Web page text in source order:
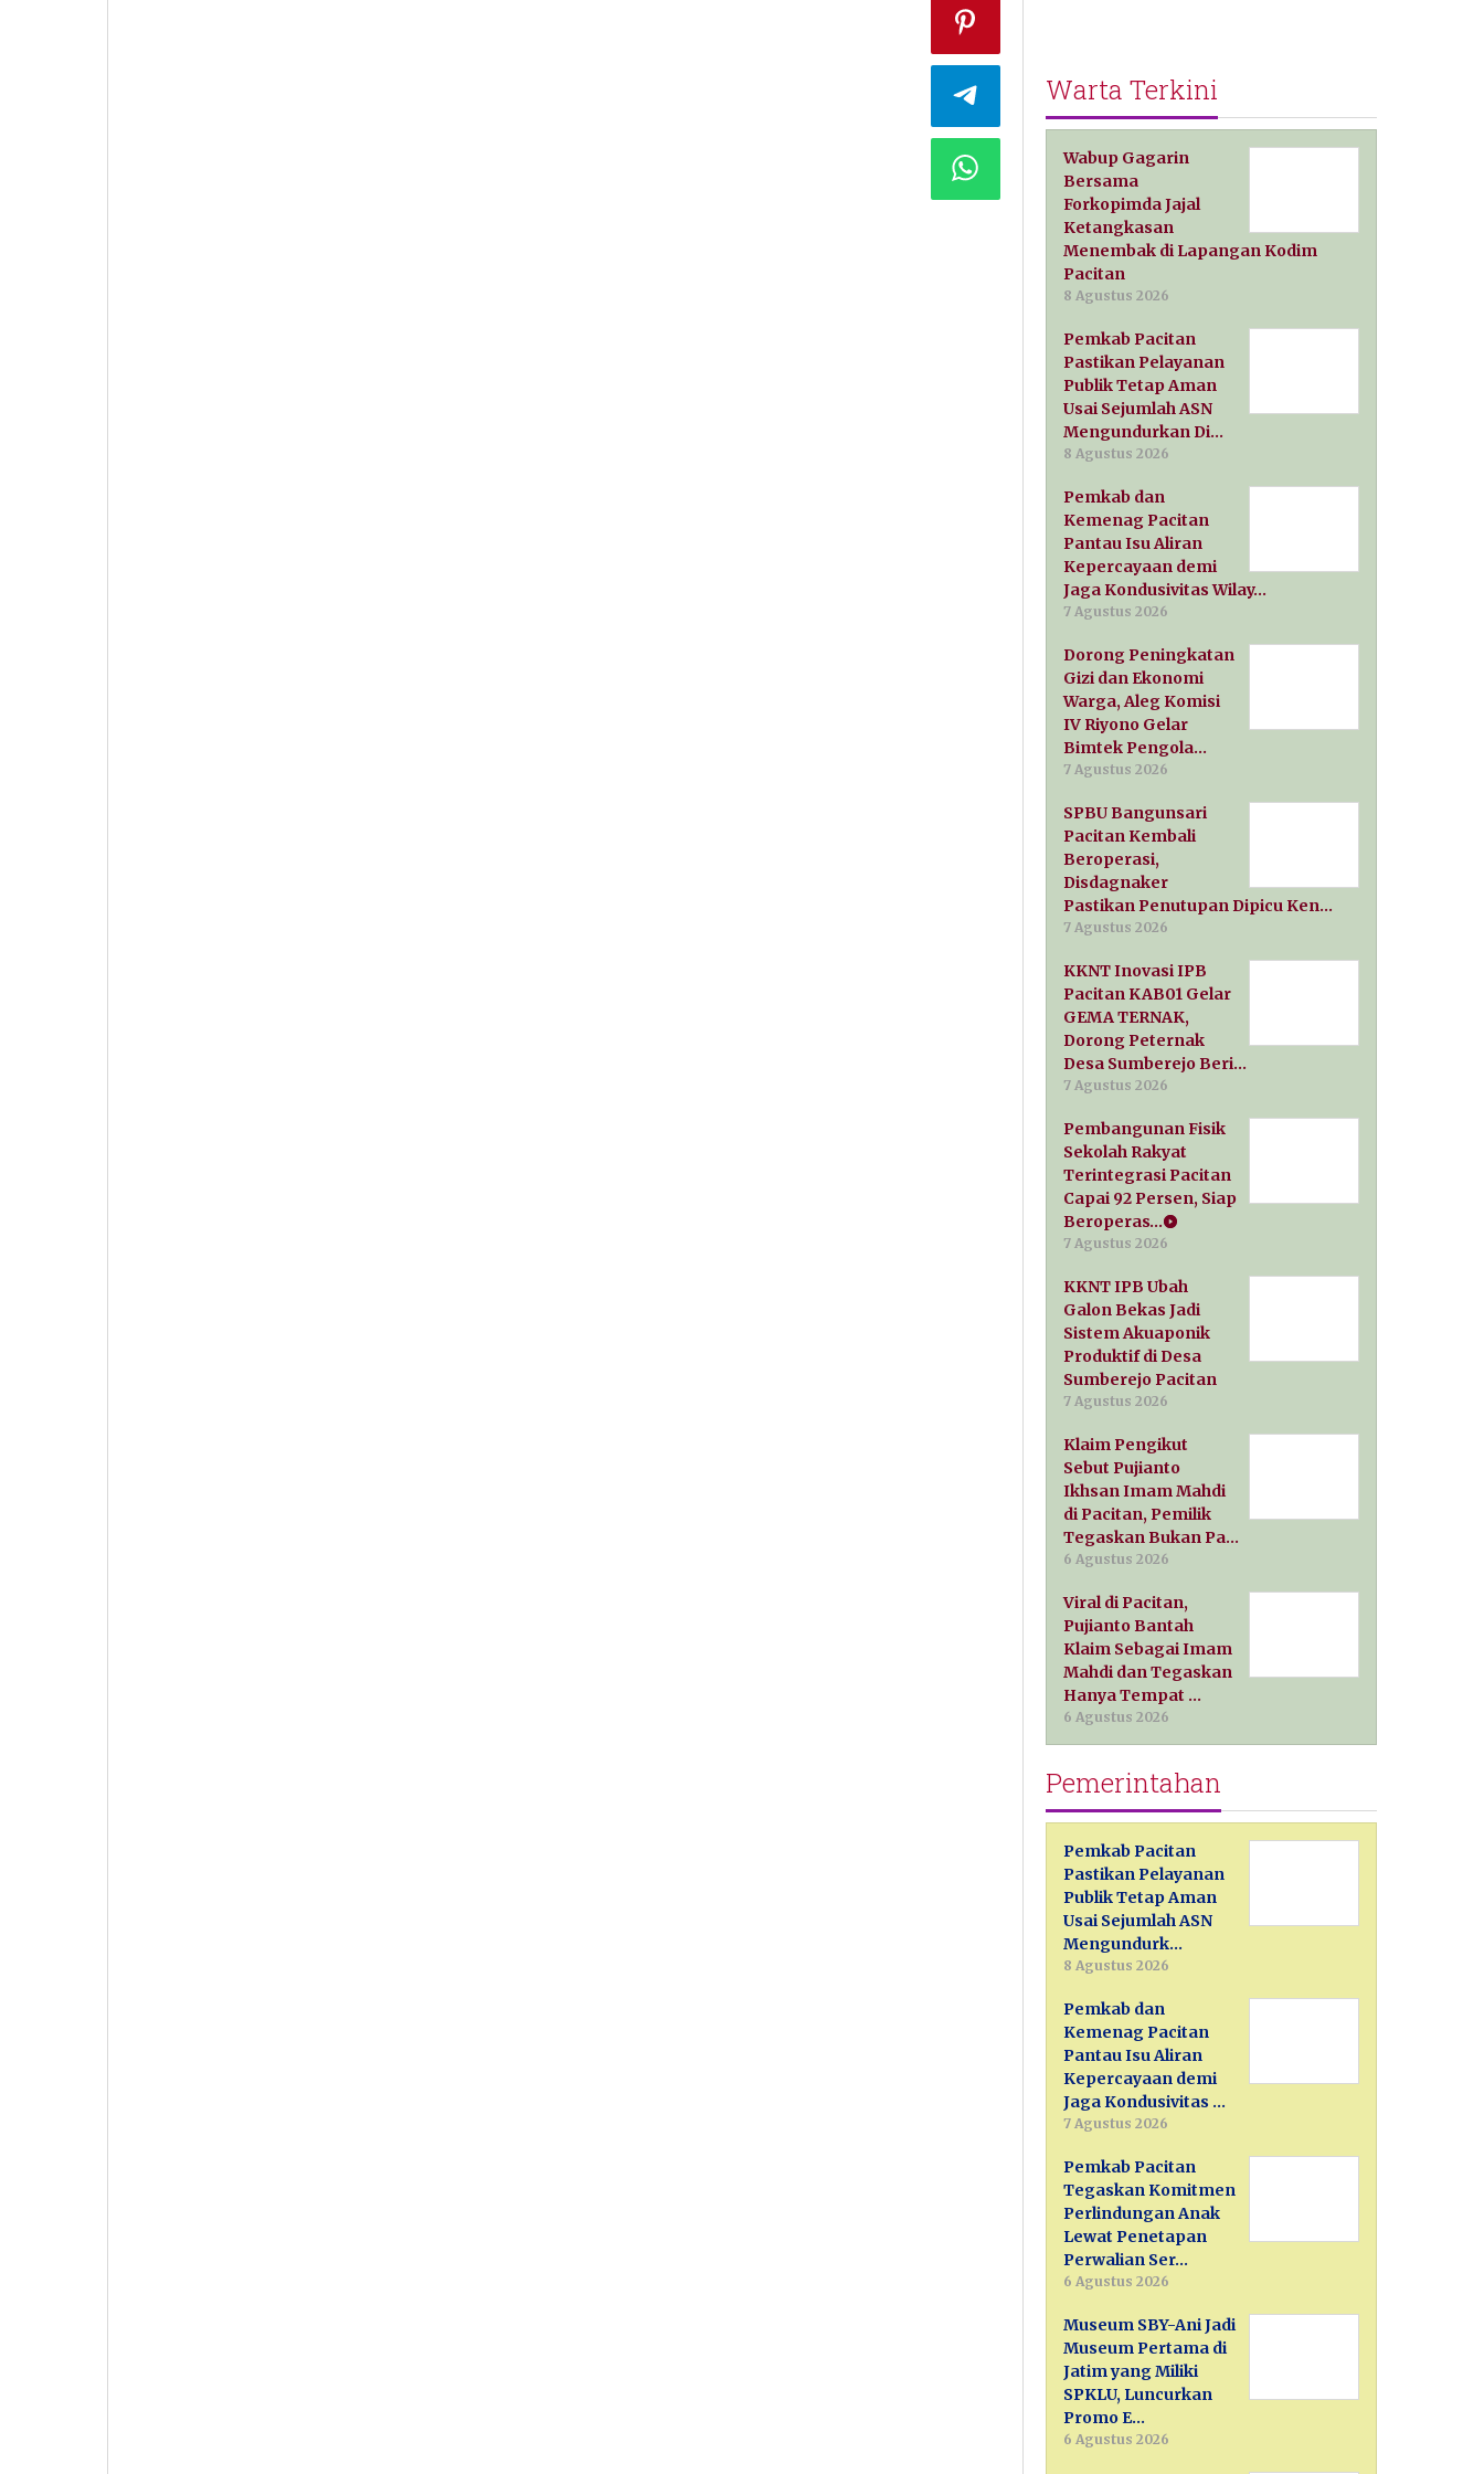
Warta Terkini
Wabup Gagarin
Bersama
Forkopimda Jajal
Ketangkasan
Menembak di Lapangan Kodim
Pacitan
8 Agustus 2026
Pemkab Pacitan
Pastikan Pelayanan
Publik Tetap Aman
Usai Sejumlah ASN
Mengundurkan Di…
8 Agustus 2026
Pemkab dan
Kemenag Pacitan
Pantau Isu Aliran
Kepercayaan demi
Jaga Kondusivitas Wilay…
7 Agustus 2026
Dorong Peningkatan
Gizi dan Ekonomi
Warga, Aleg Komisi
IV Riyono Gelar
Bimtek Pengola…
7 Agustus 2026
SPBU Bangunsari
Pacitan Kembali
Beroperasi,
Disdagnaker
Pastikan Penutupan Dipicu Ken…
7 Agustus 2026
KKNT Inovasi IPB
Pacitan KAB01 Gelar
GEMA TERNAK,
Dorong Peternak
Desa Sumberejo Beri…
7 Agustus 2026
Pembangunan Fisik
Sekolah Rakyat
Terintegrasi Pacitan
Capai 92 Persen, Siap
Beroperas…
7 Agustus 2026
KKNT IPB Ubah
Galon Bekas Jadi
Sistem Akuaponik
Produktif di Desa
Sumberejo Pacitan
7 Agustus 2026
Klaim Pengikut
Sebut Pujianto
Ikhsan Imam Mahdi
di Pacitan, Pemilik
Tegaskan Bukan Pa…
6 Agustus 2026
Viral di Pacitan,
Pujianto Bantah
Klaim Sebagai Imam
Mahdi dan Tegaskan
Hanya Tempat …
6 Agustus 2026
Pemerintahan
Pemkab Pacitan
Pastikan Pelayanan
Publik Tetap Aman
Usai Sejumlah ASN
Mengundurk…
8 Agustus 2026
Pemkab dan
Kemenag Pacitan
Pantau Isu Aliran
Kepercayaan demi
Jaga Kondusivitas …
7 Agustus 2026
Pemkab Pacitan
Tegaskan Komitmen
Perlindungan Anak
Lewat Penetapan
Perwalian Ser…
6 Agustus 2026
Museum SBY-Ani Jadi
Museum Pertama di
Jatim yang Miliki
SPKLU, Luncurkan
Promo E…
6 Agustus 2026